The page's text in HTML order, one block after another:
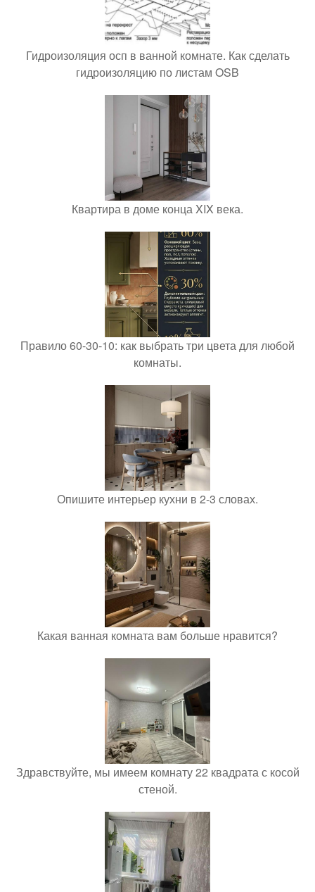
Гидроизоляция осп в ванной комнате. Как сделать
гидроизоляцию по листам OSB
Квартира в доме конца XIX века.
Правило 60-30-10: как выбрать три цвета для любой
комнаты.
Опишите интерьер кухни в 2-3 словах.
Какая ванная комната вам больше нравится?
Здравствуйте, мы имеем комнату 22 квадрата с косой
стеной.